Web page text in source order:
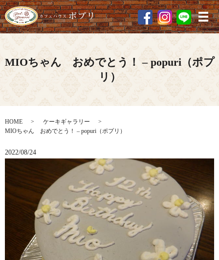
メ
MIOちゃん おめでとう！ – popuri（ポプ
リ）
HOME
ケーキギャラリー
MIOちゃん おめでとう！ – popuri（ポプリ）
2022/08/24